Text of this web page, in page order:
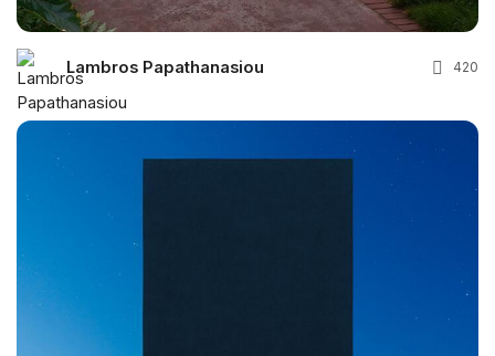
Lambros Papathanasiou 420